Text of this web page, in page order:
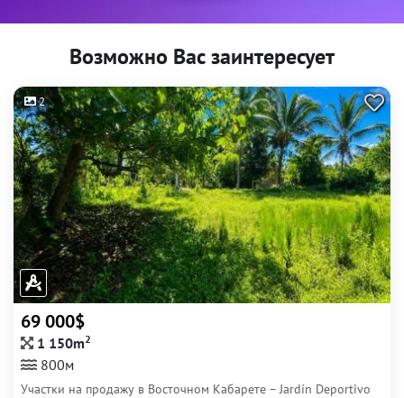
Возможно Вас заинтересует
2
69 000$
1 150m2
800м
Участки на продажу в Восточном Кабарете – Jardín Deportivo